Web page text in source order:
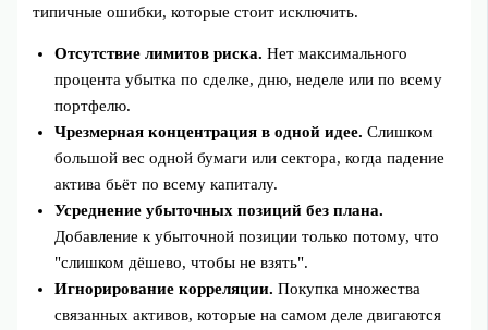
типичные ошибки, которые стоит исключить.
Отсутствие лимитов риска. Нет максимального
процента убытка по сделке, дню, неделе или по всему
портфелю.
Чрезмерная концентрация в одной идее. Слишком
большой вес одной бумаги или сектора, когда падение
актива бьёт по всему капиталу.
Усреднение убыточных позиций без плана.
Добавление к убыточной позиции только потому, что
"слишком дёшево, чтобы не взять".
Игнорирование корреляции. Покупка множества
связанных активов, которые на самом деле двигаются